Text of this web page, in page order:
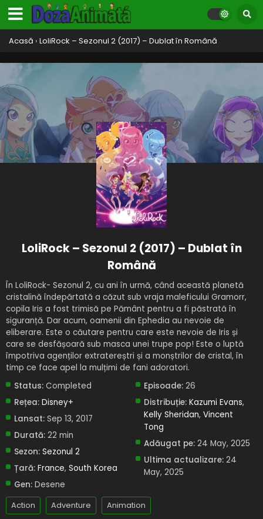
Acasă › LoliRock – Sezonul 2 (2017) – Dublat în Română
LoliRock – Sezonul 2 (2017) – Dublat în
Română
În LoliRock- Sezonul 2, cu ani în urmă, când această planetă
cristalină îndepărtată a căzut sub vraja maleficului Gramorr,
copila Iris a fost trimisă pe Pământ pentru a fi păstrată în
siguranță. Dar acum, oamenii din Ephedia au nevoie de
eliberare. Este o căutare pentru care este nevoie de Iris și
care se desfășoară sub masca unei trupe pop! Este o luptă
împotriva agenților extratereștri și a monștrilor de cristal, în
timp ce face apel la mulțimi de fani adoratori.
Status: Completed
Rețea: Disney+
Lansat: Sep 13, 2017
Durată: 22 min
Sezon: Sezonul 2
Țară: France, South Korea
Gen: Desene
Episoade: 26
Distribuție: Kazumi Evans,
Kelly Sheridan,Vincent
Tong
Adăugat pe: 24 May, 2025
Ultima actualizare: 24
May, 2025
Action Adventure Animation